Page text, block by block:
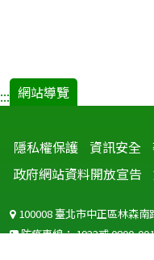
::: 網站導覽
隱私權保護 資訊安全
政府網站資料開放宣告
100008 臺北市中正區林森南
防疫專線：1922或0800-